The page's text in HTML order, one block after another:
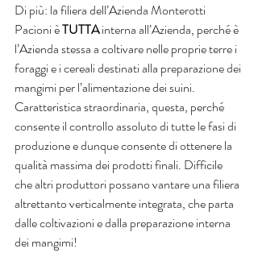
Di più: la filiera dell’Azienda Monterotti
Pacioni è TUTTA interna all’Azienda, perché è
l’Azienda stessa a coltivare nelle proprie terre i
foraggi e i cereali destinati alla preparazione dei
mangimi per l’alimentazione dei suini.
Caratteristica straordinaria, questa, perché
consente il controllo assoluto di tutte le fasi di
produzione e dunque consente di ottenere la
qualità massima dei prodotti finali. Difficile
che altri produttori possano vantare una filiera
altrettanto verticalmente integrata, che parta
dalle coltivazioni e dalla preparazione interna
dei mangimi!